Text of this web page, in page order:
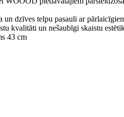
dzīves telpu pasauli ar
kvalitāti un nešaubīgi skaistu
43 cm